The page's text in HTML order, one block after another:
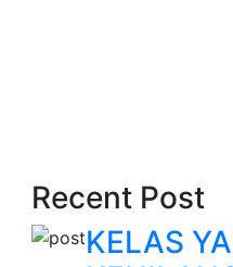
Recent Post
KELAS